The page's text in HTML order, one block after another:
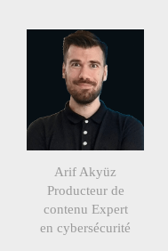
Arif Akyüz
Producteur de
contenu Expert
en cybersécurité